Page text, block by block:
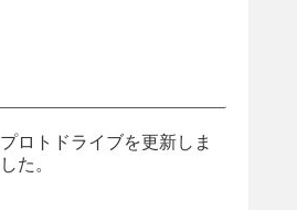
プロトドライブを更新しま
した。